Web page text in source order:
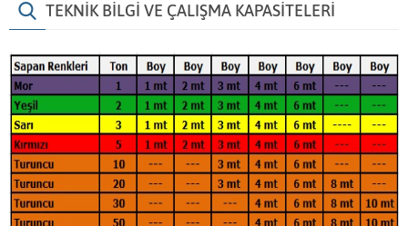
TEKNİK BİLGİ VE ÇALIŞMA KAPASİTELERİ